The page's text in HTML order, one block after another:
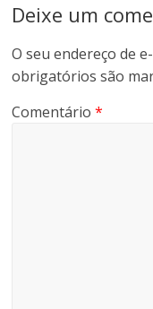
Deixe um
O seu endereço de
obrigatórios são
Comentário*